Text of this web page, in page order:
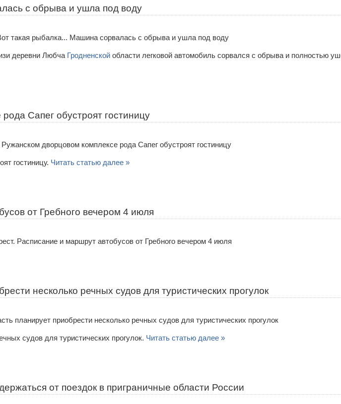
с обрыва и ушла под воду
деревни Любча Гродненской области легковой автомобиль сорвался с обрыва и полностью
Сапег обустроят гостиницу
гостиницу. Читать статью далее »
от Гребного вечером 4 июля
несколько речных судов для туристических прогулок
судов для туристических прогулок. Читать статью далее »
от поездок в приграничные области России